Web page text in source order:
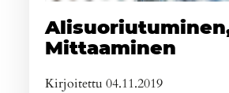
Alisuoriutuminen,
Mittaaminen
Kirjoitettu 04.11.2019